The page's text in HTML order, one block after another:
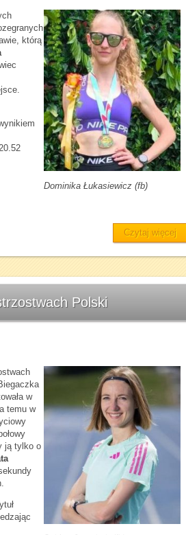
Dominika Łukasiewicz (fb)
którą
Czytaj więcej
Polski
w
temu w
ją tylko o